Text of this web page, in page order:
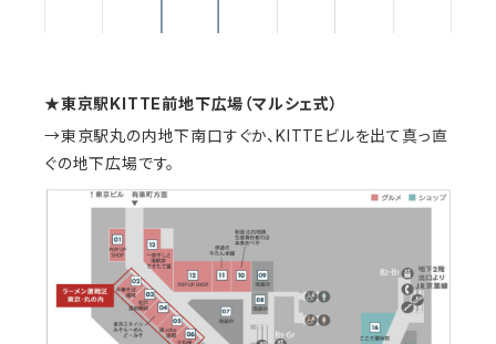
★東京駅KITTE前地下広場（マルシェ式）
→東京駅丸の内地下南口すぐか、KITTEビルを出て真っ直
ぐの地下広場です。